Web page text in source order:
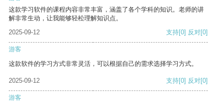
这款学习软件的课程内容非常丰富，涵盖了各个学科的知识。老师的讲
解非常生动，让我能够轻松理解知识点。
2025-09-12
支持[0] 反对[0]
游客
这款软件的学习方式非常灵活，可以根据自己的需求选择学习方式。
2025-09-12 支持[0] 反对[0]
游客